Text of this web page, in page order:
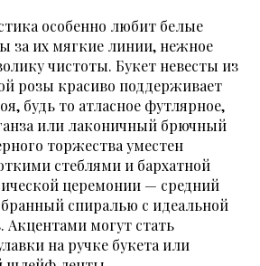
особенно любит белые
за их мягкие линии, нежное
чистоты. Букет невесты из
розы красиво поддерживает
будь то атласное футлярное,
или лаконичный брючный
торжества уместен
стеблями и бархатной
церемонии — средний
спиралью с идеальной
Акцентами могут стать
на ручке букета или